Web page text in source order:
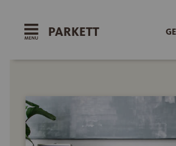
PARKETT